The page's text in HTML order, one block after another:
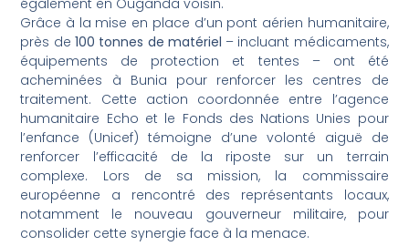
Grâce à la mise en place d’un pont aérien humanitaire,
près de 100 tonnes de matériel – incluant médicaments,
équipements de protection et tentes – ont été
acheminées à Bunia pour renforcer les centres de
traitement. Cette action coordonnée entre l’agence
humanitaire Echo et le Fonds des Nations Unies pour
l’enfance (Unicef) témoigne d’une volonté aiguë de
renforcer l’efficacité de la riposte sur un terrain
complexe. Lors de sa mission, la commissaire
européenne a rencontré des représentants locaux,
notamment le nouveau gouverneur militaire, pour
consolider cette synergie face à la menace.